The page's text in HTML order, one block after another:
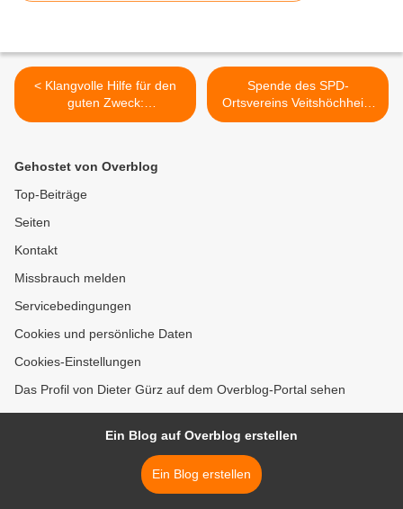
< Klangvolle Hilfe für den
guten Zweck:
Heeresmusikkorps
Benefizkonzert für das BRK
Spende des SPD-
Ortsvereins Veitshöchheim
für gemütliche Kaffeeecke
Gehostet von Overblog
Top-Beiträge
Seiten
Kontakt
Missbrauch melden
Servicebedingungen
Cookies und persönliche Daten
Cookies-Einstellungen
Das Profil von Dieter Gürz auf dem Overblog-Portal sehen
Ein Blog auf Overblog erstellen
Ein Blog erstellen